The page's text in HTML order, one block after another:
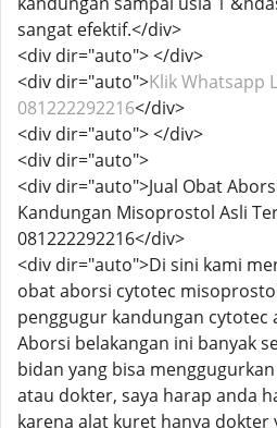
sangat efektif.</div>
<div dir="auto"> </div>
<div dir="auto">Klik Whatsapp
081222292216</div>
<div dir="auto"> </div>
<div dir="auto">
<div dir="auto">Jual Obat
Kandungan Misoprostol Asli
081222292216</div>
<div dir="auto">Di sini kami
obat aborsi cytotec
penggugur kandungan cytotec
Aborsi belakangan ini banyak
bidan yang bisa
atau dokter, saya harap anda
karena alat kuret hanya dokter